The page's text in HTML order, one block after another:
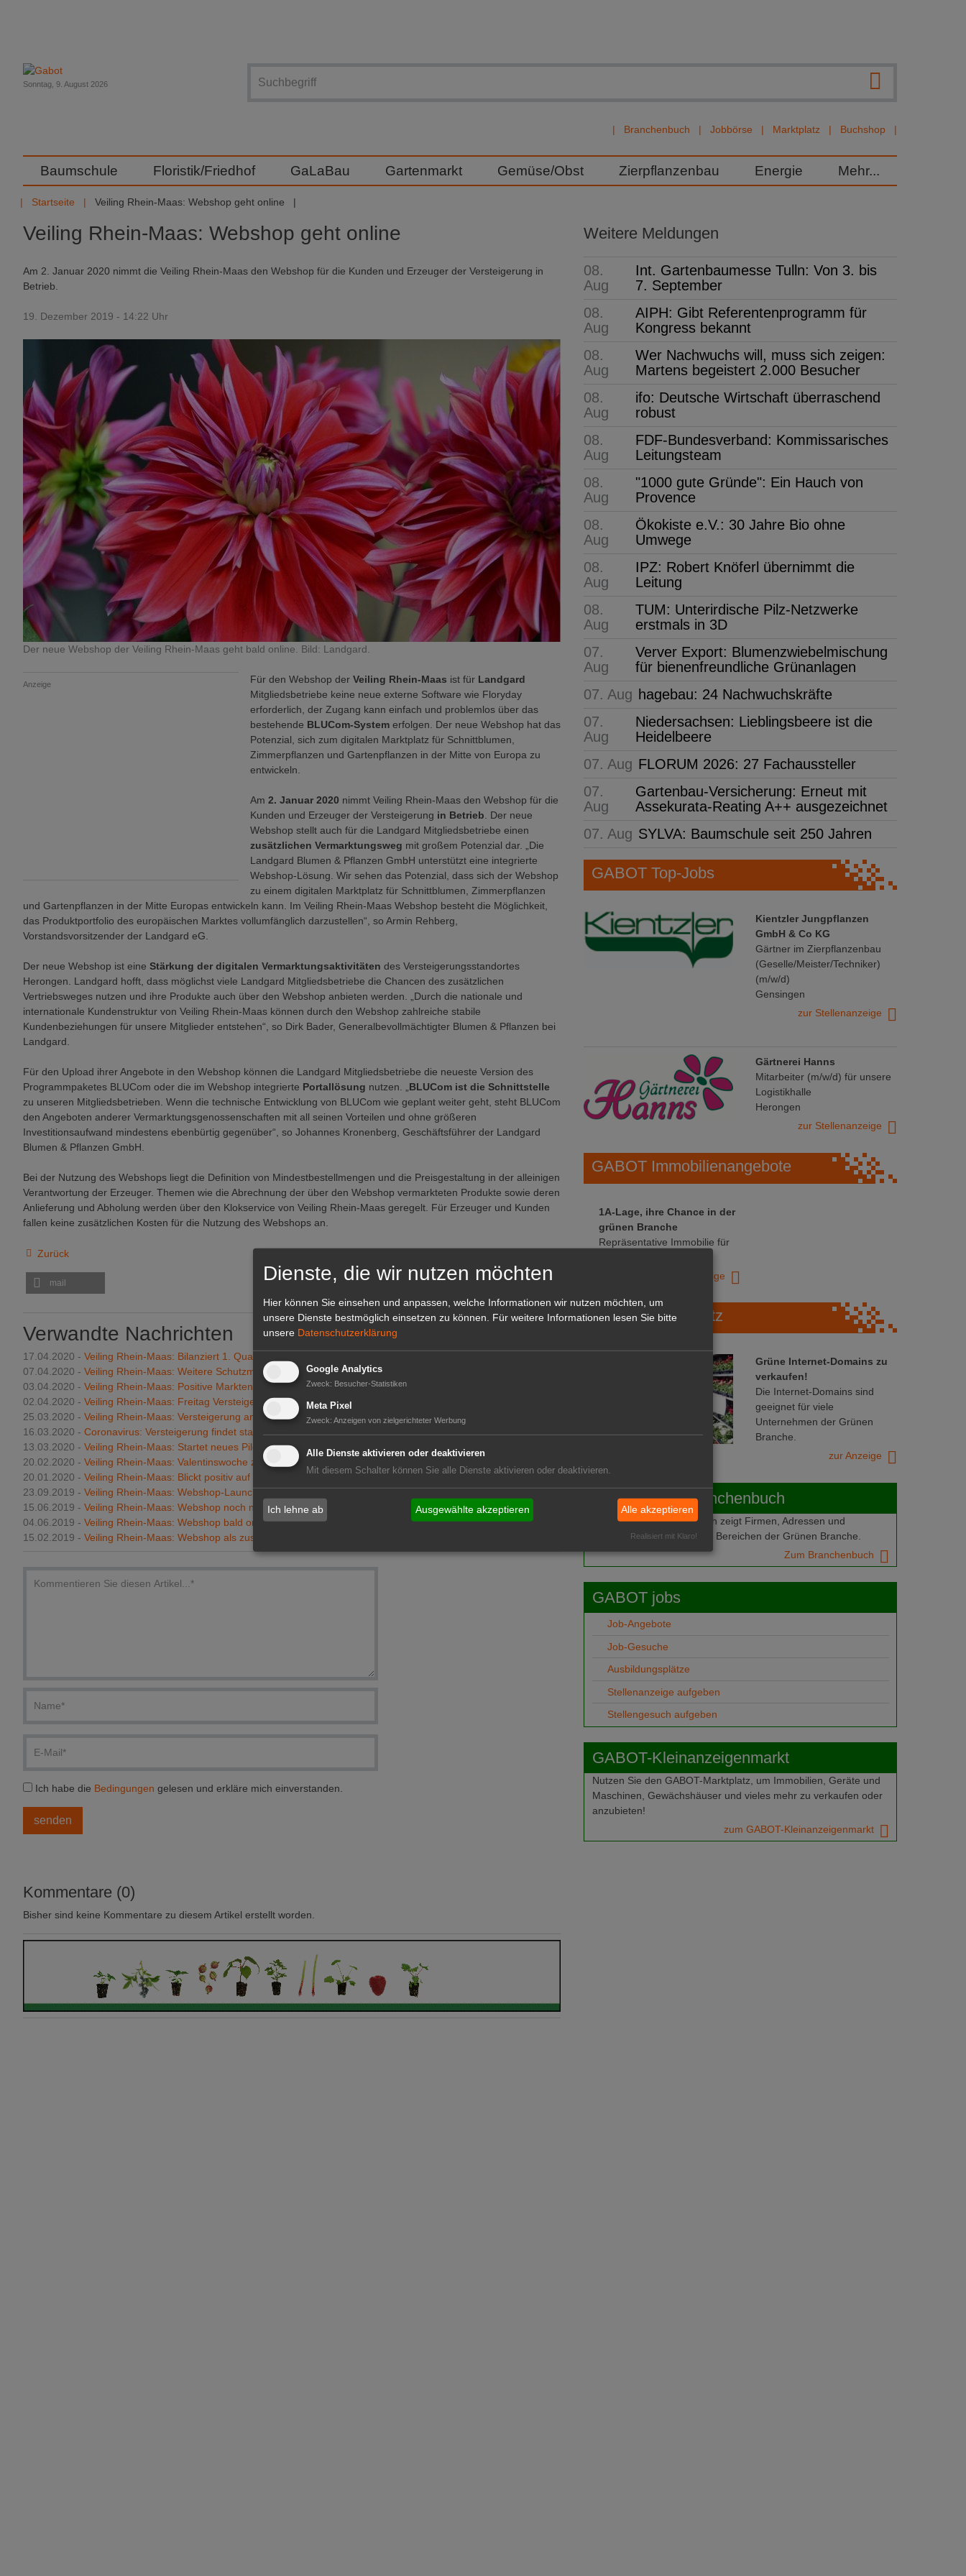
Branchenbuch Jobbörse Marktplatz Buchshop
Sonntag, 9. August 2026
Baumschule Floristik/Friedhof GaLaBau Gartenmarkt Gemüse/Obst Zierpflanzenbau Energie Mehr...
Startseite Veiling Rhein-Maas: Webshop geht online
Veiling Rhein-Maas: Webshop geht online
Am 2. Januar 2020 nimmt die Veiling Rhein-Maas den Webshop für die Kunden und Erzeuger der Versteigerung in
Betrieb.
19. Dezember 2019 - 14:22 Uhr
Der neue Webshop der Veiling Rhein-Maas geht bald online. Bild: Landgard.
Anzeige Für den Webshop der Veiling Rhein-Maas ist für Landgard
Mitgliedsbetriebe keine neue externe Software wie Floryday
erforderlich, der Zugang kann einfach und problemlos über das
bestehende BLUCom-System erfolgen. Der neue Webshop hat das
Potenzial, sich zum digitalen Marktplatz für Schnittblumen,
Zimmerpflanzen und Gartenpflanzen in der Mitte von Europa zu
entwickeln.
Am 2. Januar 2020 nimmt Veiling Rhein-Maas den Webshop für die
Kunden und Erzeuger der Versteigerung in Betrieb . Der neue
Webshop stellt auch für die Landgard Mitgliedsbetriebe einen
zusätzlichen Vermarktungsweg mit großem Potenzial dar. „Die
Landgard Blumen & Pflanzen GmbH unterstützt eine integrierte
Webshop-Lösung. Wir sehen das Potenzial, dass sich der Webshop
zu einem digitalen Marktplatz für Schnittblumen, Zimmerpflanzen
und Gartenpflanzen in der Mitte Europas entwickeln kann. Im Veiling Rhein-Maas Webshop besteht die Möglichkeit,
das Produktportfolio des europäischen Marktes vollumfänglich darzustellen“, so Armin Rehberg,
Vorstandsvorsitzender der Landgard eG.
Der neue Webshop ist eine Stärkung der digitalen Vermarktungsaktivitäten des Versteigerungsstandortes
Herongen. Landgard hofft, dass möglichst viele Landgard Mitgliedsbetriebe die Chancen des zusätzlichen
Vertriebsweges nutzen und ihre Produkte auch über den Webshop anbieten werden. „Durch die nationale und
internationale Kundenstruktur von Veiling Rhein-Maas können durch den Webshop zahlreiche stabile
Kundenbeziehungen für unsere Mitglieder entstehen“, so Dirk Bader, Generalbevollmächtigter Blumen & Pflanzen bei
Landgard.
Für den Upload ihrer Angebote in den Webshop können die Landgard Mitgliedsbetriebe die neueste Version des
Programmpaketes BLUCom oder die im Webshop integrierte Portallösung nutzen. „ BLUCom ist die Schnittstelle
zu unseren Mitgliedsbetrieben. Wenn die technische Entwicklung von BLUCom wie geplant weiter geht, steht BLUCom
den Angeboten anderer Vermarktungsgenossenschaften mit all seinen Vorteilen und ohne größeren
Investitionsaufwand mindestens ebenbürtig gegenüber“, so Johannes Kronenberg, Geschäftsführer der Landgard
Blumen & Pflanzen GmbH.
Bei der Nutzung des Webshops liegt die Definition von Mindestbestellmengen und die Preisgestaltung in der alleinigen
Verantwortung der Erzeuger. Themen wie die Abrechnung der über den Webshop vermarkteten Produkte sowie deren
Anlieferung und Abholung werden über den Klokservice von Veiling Rhein-Maas geregelt. Für Erzeuger und Kunden
fallen keine zusätzlichen Kosten für die Nutzung des Webshops an.
Zurück
mail
Verwandte Nachrichten
17.04.2020 - Veiling Rhein-Maas: Bilanziert 1. Quartal 2020
07.04.2020 - Veiling Rhein-Maas: Weitere Schutzmaßnahmen im Versteigerungssaal
03.04.2020 - Veiling Rhein-Maas: Positive Marktentwicklung
02.04.2020 - Veiling Rhein-Maas: Freitag Versteigerung
25.03.2020 - Veiling Rhein-Maas: Versteigerung an drei Tagen
16.03.2020 - Coronavirus: Versteigerung findet statt
13.03.2020 - Veiling Rhein-Maas: Startet neues Pilotprojekt
20.02.2020 - Veiling Rhein-Maas: Valentinswoche zufriedenstellend
20.01.2020 - Veiling Rhein-Maas: Blickt positiv auf 2019 zurück
23.09.2019 - Veiling Rhein-Maas: Webshop-Launch im Januar 2020
15.06.2019 - Veiling Rhein-Maas: Webshop noch nicht online
04.06.2019 - Veiling Rhein-Maas: Webshop bald online
15.02.2019 - Veiling Rhein-Maas: Webshop als zusätzlicher Vermarktungskanal
Ich habe die Bedingungen gelesen und erkläre mich einverstanden.
Kommentare (0)
Bisher sind keine Kommentare zu diesem Artikel erstellt worden.
Weitere Meldungen
08.
Aug
Int. Gartenbaumesse Tulln: Von 3. bis
7. September
08.
Aug
AIPH: Gibt Referentenprogramm für
Kongress bekannt
08.
Aug
Wer Nachwuchs will, muss sich zeigen:
Martens begeistert 2.000 Besucher
08.
Aug
ifo: Deutsche Wirtschaft überraschend
robust
08.
Aug
FDF-Bundesverband: Kommissarisches
Leitungsteam
08.
Aug
"1000 gute Gründe": Ein Hauch von
Provence
08.
Aug
Ökokiste e.V.: 30 Jahre Bio ohne
Umwege
08.
Aug
IPZ: Robert Knöferl übernimmt die
Leitung
08.
Aug
TUM: Unterirdische Pilz-Netzwerke
erstmals in 3D
07.
Aug
Verver Export: Blumenzwiebelmischung
für bienenfreundliche Grünanlagen
07. Aug hagebau: 24 Nachwuchskräfte
07.
Aug
Niedersachsen: Lieblingsbeere ist die
Heidelbeere
07. Aug FLORUM 2026: 27 Fachaussteller
07.
Aug
Gartenbau-Versicherung: Erneut mit
Assekurata-Reating A++ ausgezeichnet
07. Aug SYLVA: Baumschule seit 250 Jahren
GABOT Top-Jobs
Kientzler Jungpflanzen
GmbH & Co KG
Gärtner im Zierpflanzenbau
(Geselle/Meister/Techniker)
(m/w/d)
Gensingen
zur Stellenanzeige
Gärtnerei Hanns
Mitarbeiter (m/w/d) für unsere
Logistikhalle
Herongen
zur Stellenanzeige
GABOT Immobilienangebote
1A-Lage, ihre Chance in der
grünen Branche
Repräsentative Immobilie für
zur Anzeige
GABOT Marktplatz
Grüne Internet-Domains zu
verkaufen!
Die Internet-Domains sind
geeignet für viele
Unternehmen der Grünen
Branche.
zur Anzeige
Das GABOT-Branchenbuch
Das GABOT-Branchenbuch zeigt Firmen, Adressen und
Telefonnummern aus allen Bereichen der Grünen Branche.
Zum Branchenbuch
GABOT jobs
Job-Angebote
Job-Gesuche
Ausbildungsplätze
Stellenanzeige aufgeben
Stellengesuch aufgeben
GABOT-Kleinanzeigenmarkt
Nutzen Sie den GABOT-Marktplatz, um Immobilien, Geräte und
Maschinen, Gewächshäuser und vieles mehr zu verkaufen oder
anzubieten!
zum GABOT-Kleinanzeigenmarkt
Dienste, die wir nutzen möchten
Hier können Sie einsehen und anpassen, welche Informationen wir nutzen möchten, um
unsere Dienste bestmöglich einsetzen zu können.
Für weitere Informationen lesen Sie bitte
unsere Datenschutzerklärung
Google Analytics
Zweck: Besucher-Statistiken
Meta Pixel
Zweck: Anzeigen von zielgerichteter Werbung
Alle Dienste aktivieren oder deaktivieren
Mit diesem Schalter können Sie alle Dienste aktivieren oder deaktivieren.
Ich lehne ab Ausgewählte akzeptieren Alle akzeptieren
Realisiert mit Klaro!